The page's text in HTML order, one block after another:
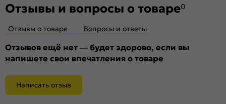
Отзывы и вопросы о товаре0
Отзывы о товаре Вопросы и ответы
Отзывов ещё нет — будет здорово, если вы
напишете свои впечатления о товаре
Написать отзыв